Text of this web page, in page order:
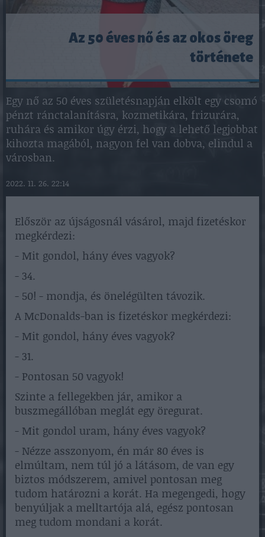
Az 50 éves nő és az okos öreg
története
Egy nő az 50 éves születésnapján elkölt egy csomó
pénzt ránctalanításra, kozmetikára, frizurára,
ruhára és amikor úgy érzi, hogy a lehető legjobbat
kihozta magából, nagyon fel van dobva, elindul a
városban.
2022. 11. 26. 22:14
Először az újságosnál vásárol, majd fizetéskor
megkérdezi:
- Mit gondol, hány éves vagyok?
- 34.
- 50! - mondja, és önelégülten távozik.
A McDonalds-ban is fizetéskor megkérdezi:
- Mit gondol, hány éves vagyok?
- 31.
- Pontosan 50 vagyok!
Szinte a fellegekben jár, amikor a
buszmegállóban meglát egy öregurat.
- Mit gondol uram, hány éves vagyok?
- Nézze asszonyom, én már 80 éves is
elmúltam, nem túl jó a látásom, de van egy
biztos módszerem, amivel pontosan meg
tudom határozni a korát. Ha megengedi, hogy
benyúljak a melltartója alá, egész pontosan
meg tudom mondani a korát.